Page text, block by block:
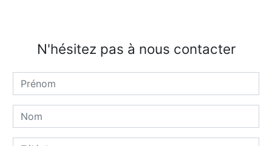
N'hésitez pas à nous contacter